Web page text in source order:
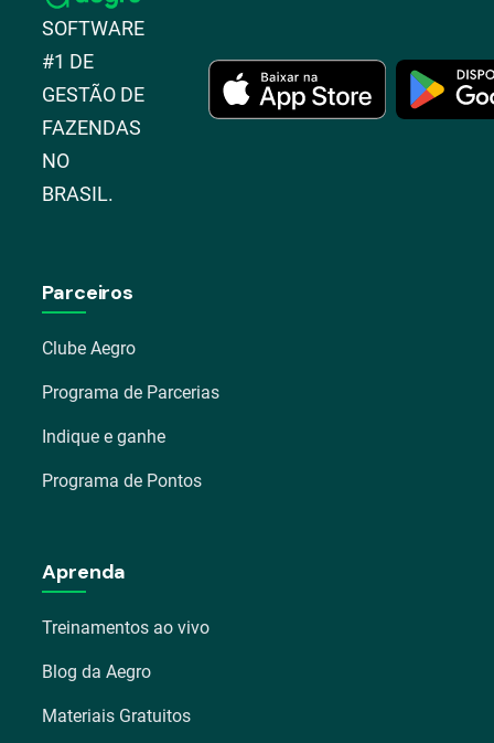
SOFTWARE
#1 DE
GESTÃO DE
FAZENDAS
NO
BRASIL.
Parceiros
Clube Aegro
Programa de Parcerias
Indique e ganhe
Programa de Pontos
Aprenda
Treinamentos ao vivo
Blog da Aegro
Materiais Gratuitos